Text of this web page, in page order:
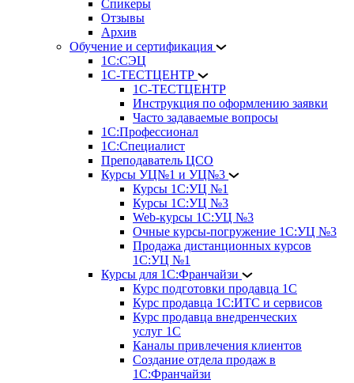
Спикеры
Отзывы
Архив
Обучение и сертификация
1С:СЭЦ
1С-ТЕСТЦЕНТР
1С-ТЕСТЦЕНТР
Инструкция по оформлению заявки
Часто задаваемые вопросы
1С:Профессионал
1С:Специалист
Преподаватель ЦСО
Курсы УЦ№1 и УЦ№3
Курсы 1С:УЦ №1
Курсы 1С:УЦ №3
Web-курсы 1С:УЦ №3
Очные курсы-погружение 1С:УЦ №3
Продажа дистанционных курсов
1С:УЦ №1
Курсы для 1С:Франчайзи
Курс подготовки продавца 1С
Курс продавца 1С:ИТС и сервисов
Курс продавца внедренческих
услуг 1С
Каналы привлечения клиентов
Создание отдела продаж в
1С:Франчайзи